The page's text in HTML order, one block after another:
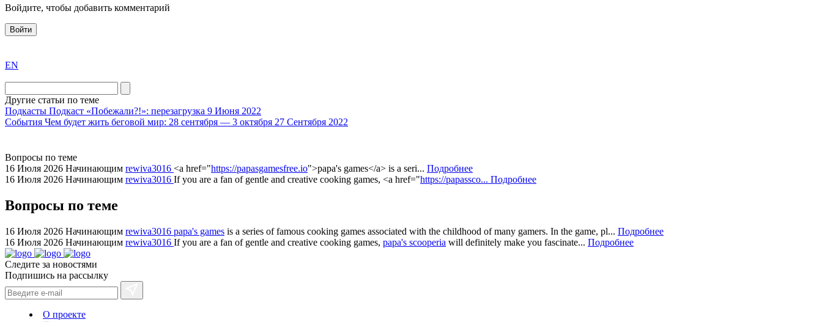
Войдите, чтобы добавить комментарий
Войти
the
division
agent
watch
replica
areas.
swiss
bvlgari
watches
+maserati
online
for
cheap
sale.
https://ylfactoryrolex.com/
EN
Другие статьи по теме
Подкасты Подкаст «Побежали?!»: перезагрузка 9 Июня 2022
События Чем будет жить беговой мир: 28 сентября — 3 октября 27 Сентября 2022
Вопросы по теме
16 Июля 2026 Начинающим rewiva3016 <a href="https://papasgamesfree.io">papa's games</a> is a seri... Подробнее
16 Июля 2026 Начинающим rewiva3016 If you are a fan of gentle and creative cooking games, <a href="https://papassco... Подробнее
Вопросы по теме
16 Июля 2026 Начинающим rewiva3016 papa's games is a series of famous cooking games associated with the childhood of many gamers. In the game, pl... Подробнее
16 Июля 2026 Начинающим rewiva3016 If you are a fan of gentle and creative cooking games, papa's scooperia will definitely make you fascinate... Подробнее
Следите за новостями
Подпишись на рассылку
О проекте